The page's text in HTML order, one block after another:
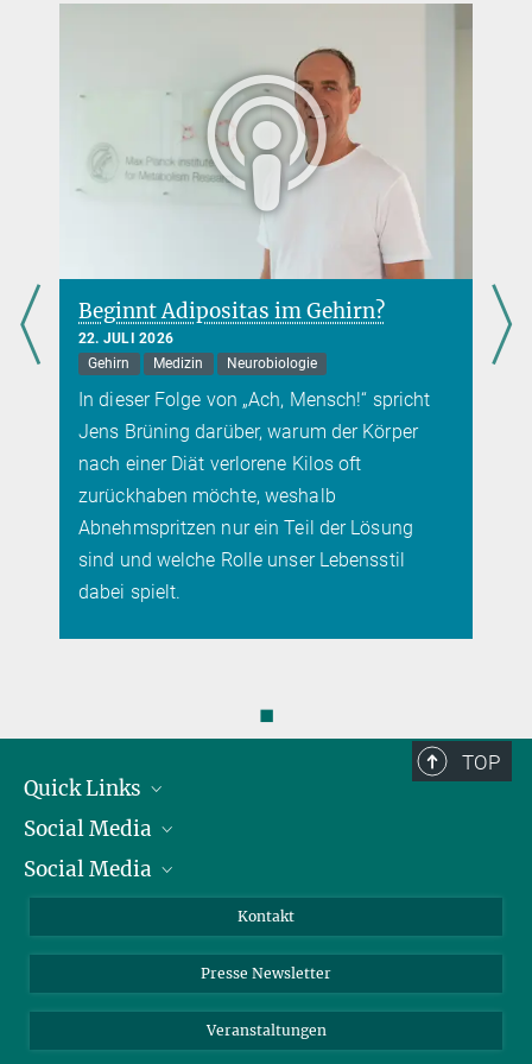
Max-Planck-Forschungsgruppenleiterin
Max-Planck-Institut für biologische Intelligenz (Standort
Nature Neuroscience, online 27. August 2019
Beginnt Adipositas im Gehirn?
22. JULI 2026
Gehirn
Medizin Neurobiologie
In dieser Folge von „Ach, Mensch!“ spricht
Jens Brüning darüber, warum der Körper
nach einer Diät verlorene Kilos oft
zurückhaben möchte, weshalb
Abnehmspritzen nur ein Teil der Lösung
sind und welche Rolle unser Lebensstil
dabei spielt.
◼
TOP
Quick Links
Präsident
Zahlen und Fakten
Meldestelle Fehlverhalten
Social Media
Bluesky
Social Media
YouTube
Kontakt
Presse Newsletter
Veranstaltungen